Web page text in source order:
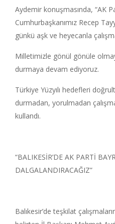
Aydemir konuşmasında, “AK
Cumhurbaşkanımız Recep
günkü aşk ve heyecanla
Milletimizle gönül gönüle
durmaya devam ediyoruz.
Türkiye Yüzyılı hedefleri
durmadan, yorulmadan
kullandı.
“BALIKESİR’DE AK PARTİ
DALGALANDIRACAĞIZ”
Balıkesir’de teşkilat